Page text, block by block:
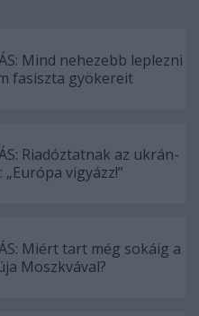
Mind nehezebb leplezni
fasiszta gyökereit
Riadóztatnak az ukrán-
vigyázz!”
Miért tart még sokáig a
Moszkvával?